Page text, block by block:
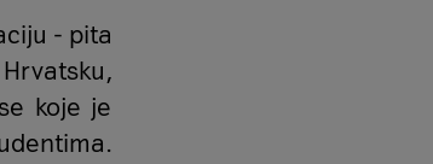
- pita
koje je